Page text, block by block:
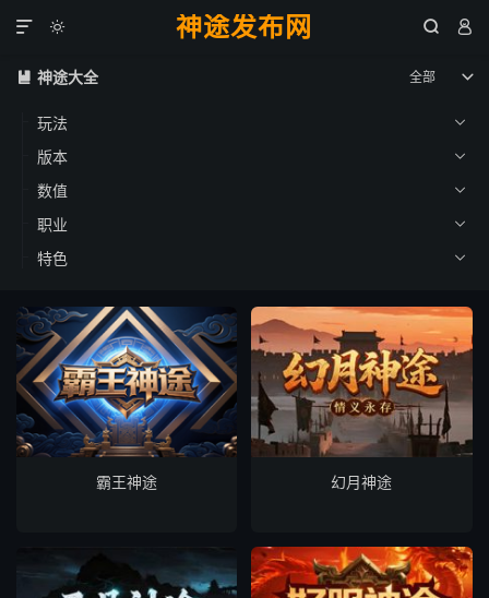
神途发布网
  

全部 
 神途大全
玩法 
版本 
数值 
职业 
特色 
霸王神途 幻月神途